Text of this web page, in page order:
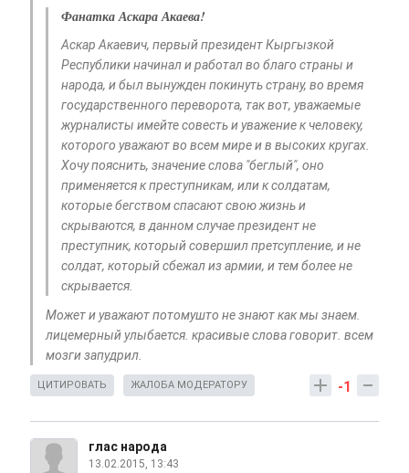
Фанатка Аскара Акаева!
Аскар Акаевич, первый президент Кыргызкой
Республики начинал и работал во благо страны и
народа, и был вынужден покинуть страну, во время
государственного переворота, так вот, уважаемые
журналисты имейте совесть и уважение к человеку,
которого уважают во всем мире и в высоких кругах.
Хочу пояснить, значение слова "беглый", оно
применяется к преступникам, или к солдатам,
которые бегством спасают свою жизнь и
скрываются, в данном случае президент не
преступник, который совершил претсупление, и не
солдат, который сбежал из армии, и тем более не
скрывается.
Может и уважают потомушто не знают как мы знаем.
лицемерный улыбается. красивые слова говорит. всем
мозги запудрил.
-1
ЦИТИРОВАТЬ ЖАЛОБА МОДЕРАТОРУ
глас народа
13.02.2015, 13:43